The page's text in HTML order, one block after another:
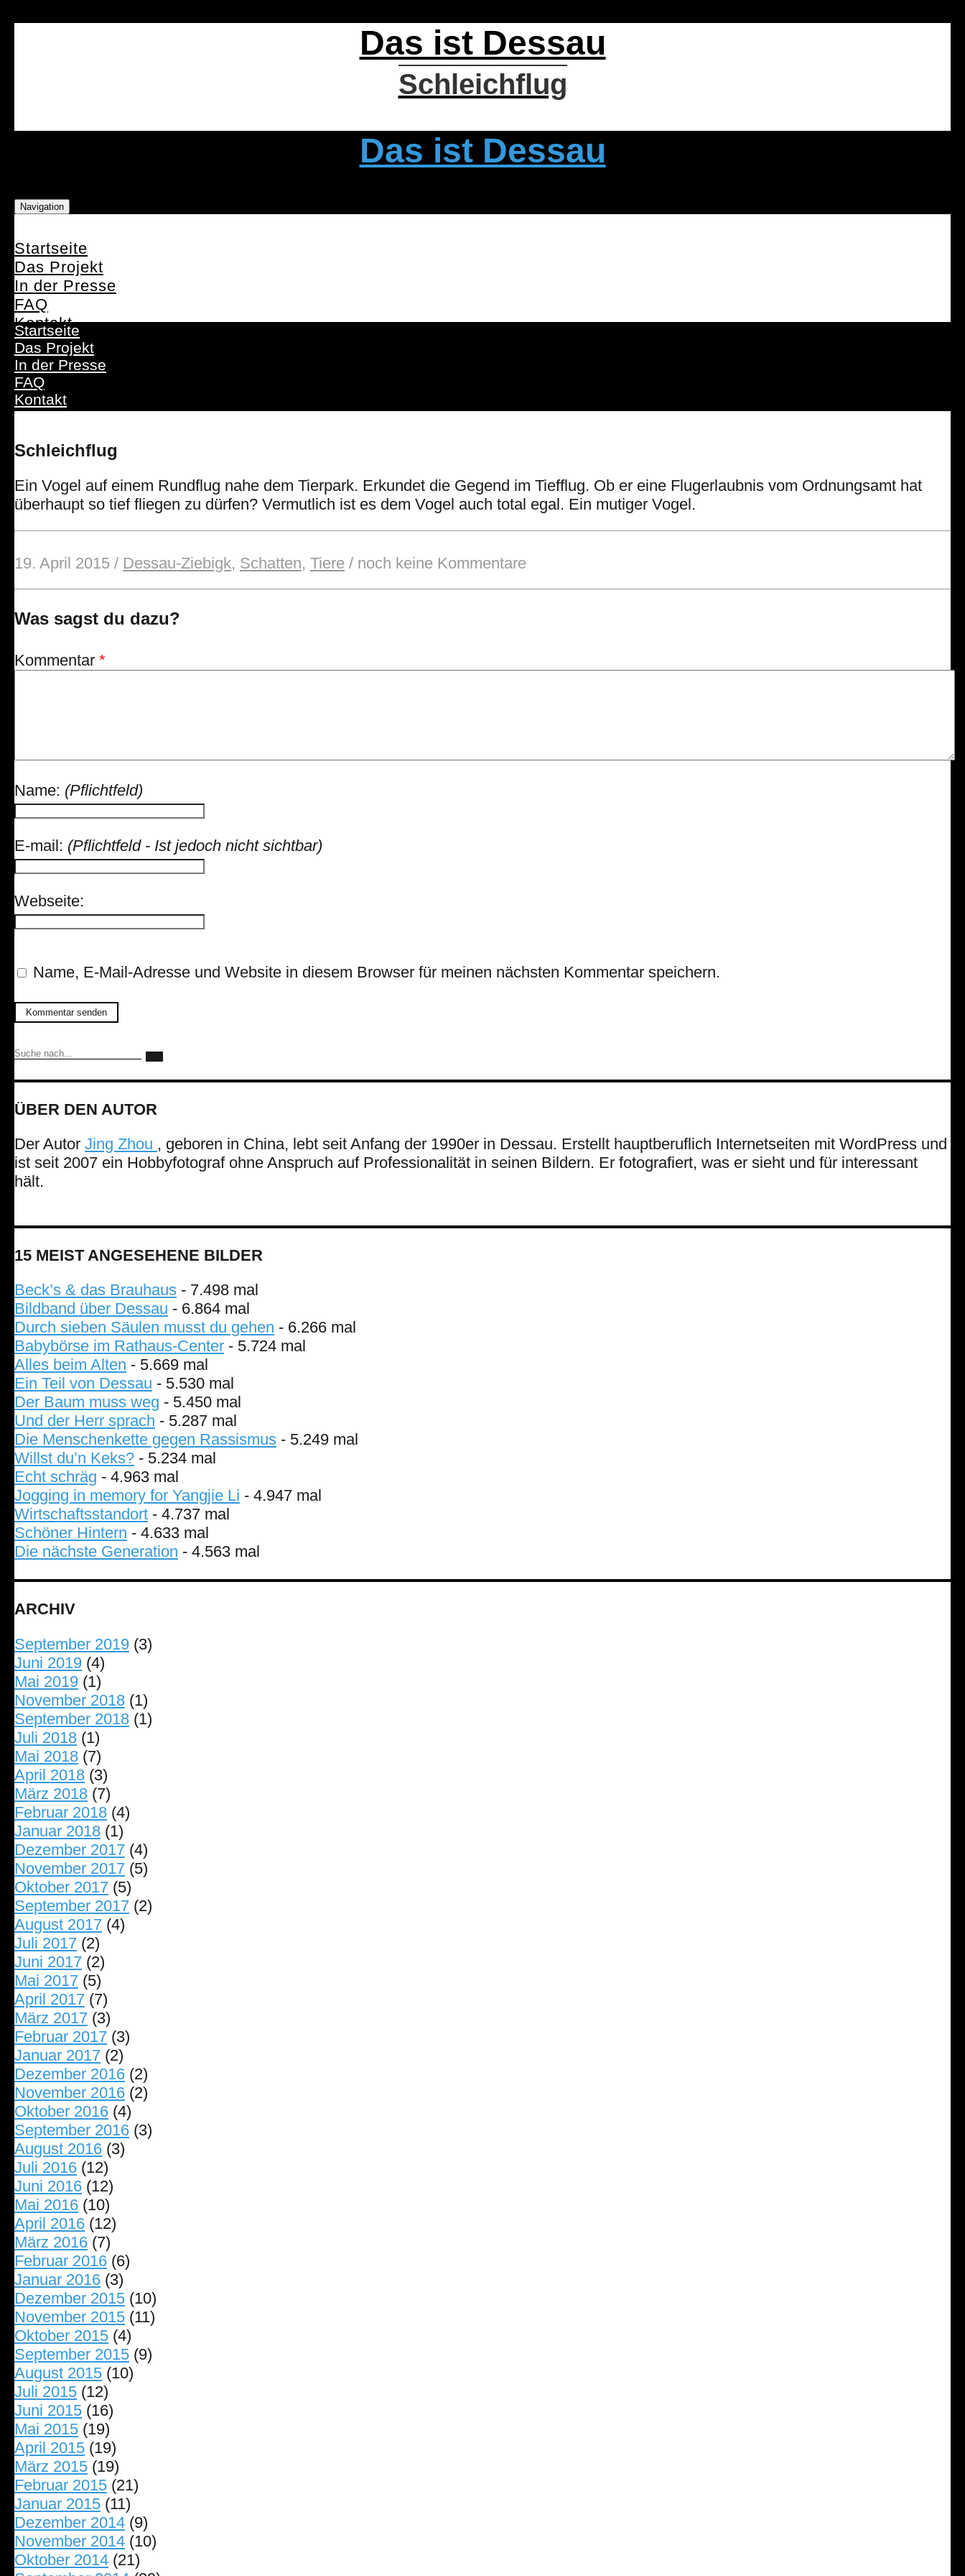
Das ist Dessau
Schleichflug
Das ist Dessau
Navigation
Startseite
Das Projekt
In der Presse
FAQ
Kontakt
Startseite
Das Projekt
In der Presse
FAQ
Kontakt
Schleichflug
Ein Vogel auf einem Rundflug nahe dem Tierpark. Erkundet die Gegend im Tiefflug. Ob er eine Flugerlaubnis vom Ordnungsamt hat
überhaupt so tief fliegen zu dürfen? Vermutlich ist es dem Vogel auch total egal. Ein mutiger Vogel.
19. April 2015 / Dessau-Ziebigk, Schatten, Tiere / noch keine Kommentare
Was sagst du dazu?
Kommentar *
Name: (Pflichtfeld)
E-mail: (Pflichtfeld - Ist jedoch nicht sichtbar)
Webseite:
Name, E-Mail-Adresse und Website in diesem Browser für meinen nächsten Kommentar speichern.
ÜBER DEN AUTOR
Der Autor Jing Zhou , geboren in China, lebt seit Anfang der 1990er in Dessau. Erstellt hauptberuflich Internetseiten mit WordPress und
ist seit 2007 ein Hobbyfotograf ohne Anspruch auf Professionalität in seinen Bildern. Er fotografiert, was er sieht und für interessant
hält.
15 MEIST ANGESEHENE BILDER
Beck’s & das Brauhaus - 7.498 mal
Bildband über Dessau - 6.864 mal
Durch sieben Säulen musst du gehen - 6.266 mal
Babybörse im Rathaus-Center - 5.724 mal
Alles beim Alten - 5.669 mal
Ein Teil von Dessau - 5.530 mal
Der Baum muss weg - 5.450 mal
Und der Herr sprach - 5.287 mal
Die Menschenkette gegen Rassismus - 5.249 mal
Willst du’n Keks? - 5.234 mal
Echt schräg - 4.963 mal
Jogging in memory for Yangjie Li - 4.947 mal
Wirtschaftsstandort - 4.737 mal
Schöner Hintern - 4.633 mal
Die nächste Generation - 4.563 mal
ARCHIV
September 2019 (3)
Juni 2019 (4)
Mai 2019 (1)
November 2018 (1)
September 2018 (1)
Juli 2018 (1)
Mai 2018 (7)
April 2018 (3)
März 2018 (7)
Februar 2018 (4)
Januar 2018 (1)
Dezember 2017 (4)
November 2017 (5)
Oktober 2017 (5)
September 2017 (2)
August 2017 (4)
Juli 2017 (2)
Juni 2017 (2)
Mai 2017 (5)
April 2017 (7)
März 2017 (3)
Februar 2017 (3)
Januar 2017 (2)
Dezember 2016 (2)
November 2016 (2)
Oktober 2016 (4)
September 2016 (3)
August 2016 (3)
Juli 2016 (12)
Juni 2016 (12)
Mai 2016 (10)
April 2016 (12)
März 2016 (7)
Februar 2016 (6)
Januar 2016 (3)
Dezember 2015 (10)
November 2015 (11)
Oktober 2015 (4)
September 2015 (9)
August 2015 (10)
Juli 2015 (12)
Juni 2015 (16)
Mai 2015 (19)
April 2015 (19)
März 2015 (19)
Februar 2015 (21)
Januar 2015 (11)
Dezember 2014 (9)
November 2014 (10)
Oktober 2014 (21)